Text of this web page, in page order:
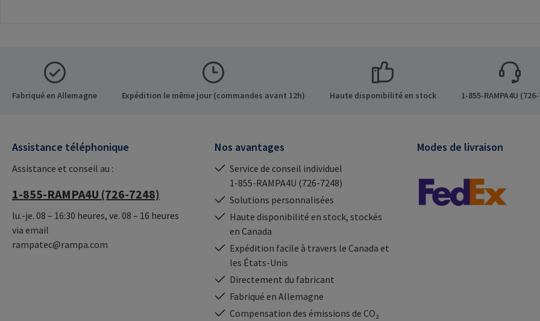
maximales dans différents
bois, matériaux dérivés du
bois et
Heide 8 21514 Büchen
Germany E-Mail:
sur le fabricant: RAMPA
GmbH & Co. KG Auf der
Heide 8 21514 Büchen
thermoplastiques.Informat
ions sur le fabricant: RAMPA
GmbH & Co. KG Auf der
Fabriqué en Allemagne Expédition le même jour (commandes avant 12h) Haute disponibilité en stock 1-855-RAMPA4U
Assistance téléphonique
Assistance et conseil au :
1-855-RAMPA4U (726-7248)
lu.-je. 08 – 16:30 heures, ve. 08 – 16 heures
via email
rampatec@rampa.com
Nos avantages
Service de conseil individuel
1-855-RAMPA4U (726-7248)
Solutions personnalisées
Haute disponibilité en stock, stockés
en Canada
Expédition facile à travers le Canada et
les États-Unis
Directement du fabricant
Fabriqué en Allemagne
Compensation des émissions de CO₂
Modes de livraison